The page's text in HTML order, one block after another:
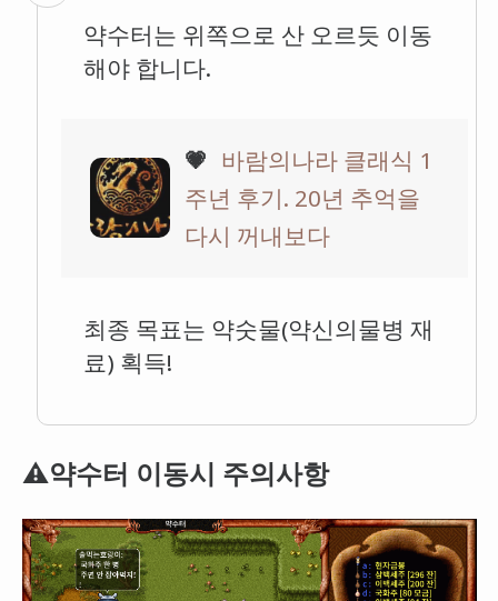
약수터는 위쪽으로 산 오르듯 이동
해야 합니다.
💗 바람의나라 클래식 1
주년 후기. 20년 추억을
다시 꺼내보다
최종 목표는 약숫물(약신의물병 재
료) 획득!
⚠️약수터 이동시 주의사항